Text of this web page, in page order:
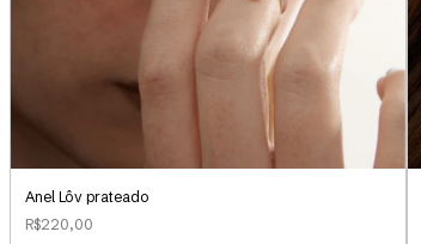
Anel Lôv prateado
R$220,00